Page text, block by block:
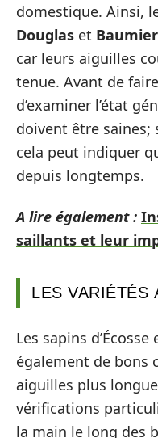
domestique. Ainsi,
Douglas et Baumier
car leurs aiguilles
tenue. Avant de
d’examiner l’état
doivent être saines;
cela peut indiquer
depuis longtemps.
A lire également :
saillants et leur
LES VARIÉTÉS
Les sapins
également de bons
aiguilles plus
vérifications
la main le long des